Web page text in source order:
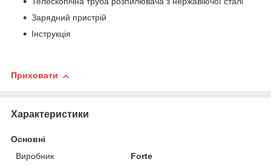
Зарядний пристрій
Інструкція
Приховати
Характеристики
Основні
Виробник
Forte